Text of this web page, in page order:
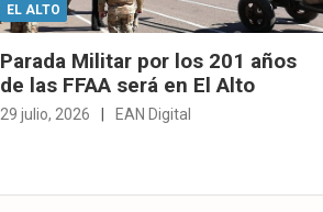
EL ALTO
Parada Militar por los 201 años
de las FFAA será en El Alto
29 julio, 2026 EAN Digital